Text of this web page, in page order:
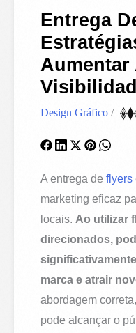
Entrega
Aumentar
Design Gráfico /
A entrega deflyers
marketing eficaz
locais. Ao utilizar
direcionados,
marca e atrair
abordagem
pode alcançar o